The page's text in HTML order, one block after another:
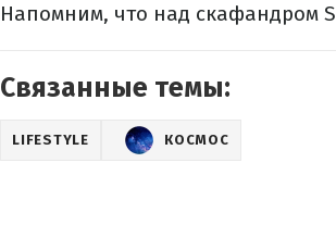
Напомним, что над скафандром
Связанные темы:
LIFESTYLE КОСМОС